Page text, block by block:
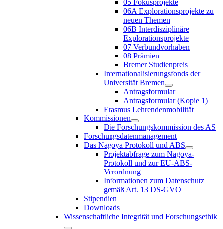
05 Fokusprojekte
06A Explorationsprojekte zu
neuen Themen
06B Interdisziplinäre
Explorationsprojekte
07 Verbundvorhaben
08 Prämien
Bremer Studienpreis
Internationalisierungsfonds der
Universität Bremen
Antragsformular
Antragsformular (Kopie 1)
Erasmus Lehrendenmobilität
Kommissionen
Die Forschungskommission des AS
Forschungsdatenmanagement
Das Nagoya Protokoll und ABS
Projektabfrage zum Nagoya-
Protokoll und zur EU-ABS-
Verordnung
Informationen zum Datenschutz
gemäß Art. 13 DS-GVO
Stipendien
Downloads
Wissenschaftliche Integrität und Forschungsethik